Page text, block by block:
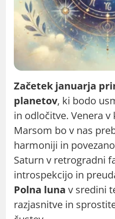
Začetek januarja
planetov, ki bodo
in odločitve. Venera
Marsom bo v nas
harmoniji in
Saturn v retrogradni
introspekcijo in
Polna luna v sredini
razjasnitve in